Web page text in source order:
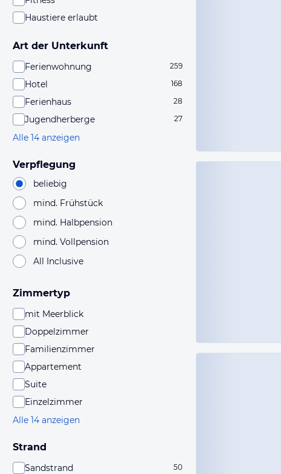
Haustiere erlaubt
Art der Unterkunft
Ferienwohnung 259
Hotel 168
Ferienhaus 28
Jugendherberge 27
Alle 14 anzeigen
Verpflegung
beliebig
mind. Frühstück
mind. Halbpension
mind. Vollpension
All Inclusive
Zimmertyp
mit Meerblick
Doppelzimmer
Familienzimmer
Appartement
Suite
Einzelzimmer
Alle 14 anzeigen
Strand
Sandstrand 50